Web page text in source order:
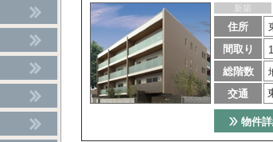
新築
住所
間取り
総階数
交通
物件